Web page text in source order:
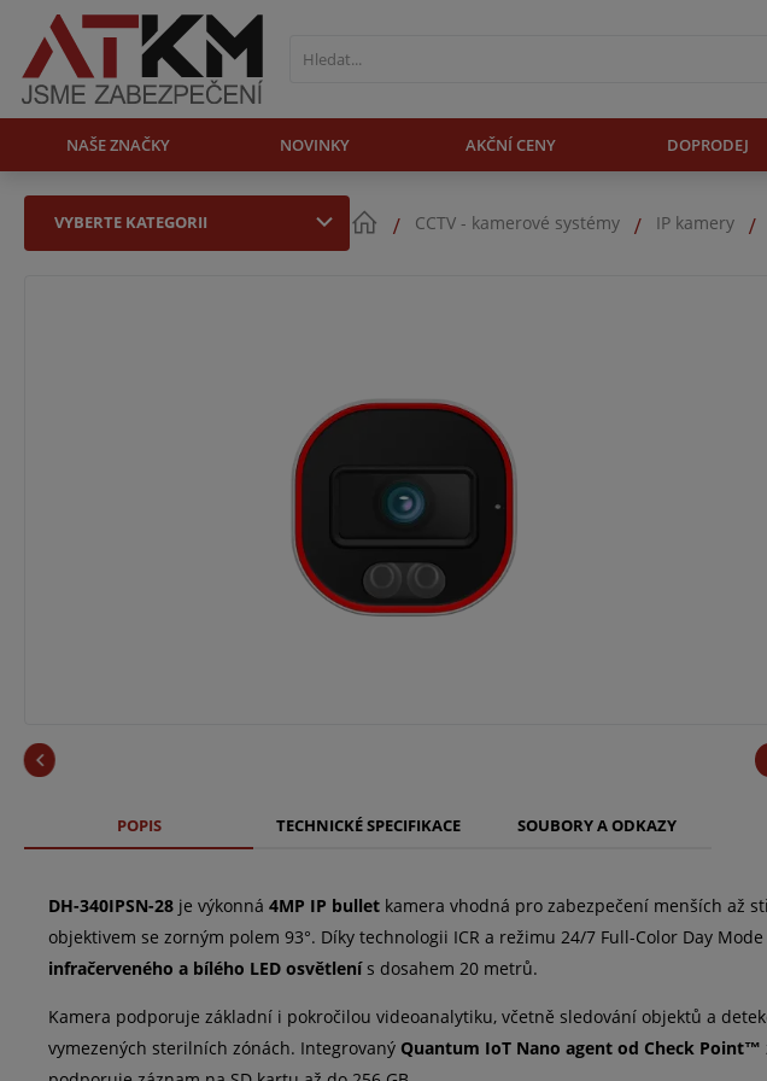
NAŠE ZNAČKY NOVINKY AKČNÍ CENY DOPRODEJ
VYBERTE KATEGORII CCTV - kamerové systémy IP kamery
POPIS TECHNICKÉ SPECIFIKACE SOUBORY A ODKAZY
DH-340IPSN-28 je výkonná 4MP IP bullet kamera vhodná pro zabezpečení menších až
objektivem se zorným polem 93°. Díky technologii ICR a režimu 24/7 Full-Color Day
infračerveného a bílého LED osvětlenís dosahem 20 metrů.
Kamera podporuje základní i pokročilou videoanalytiku, včetně sledování objektů a
vymezených sterilních zónách. Integrovaný Quantum IoT Nano agent od Check Point™